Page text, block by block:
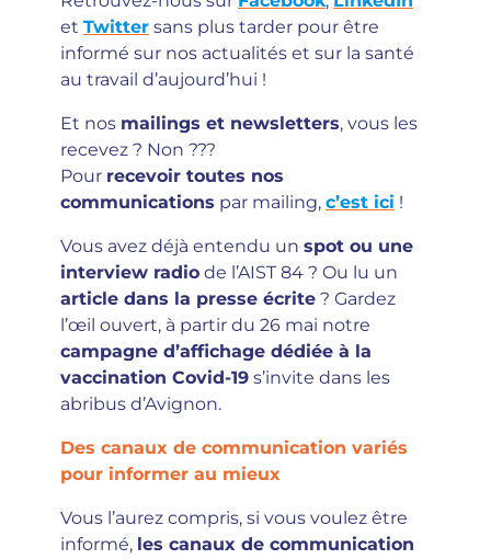
et Twitter sans plus tarder pour être
informé sur nos actualités et sur la santé
au travail d’aujourd’hui !
Et nos mailings et newsletters, vous les
recevez ? Non ???
Pour recevoir toutes nos
communications par mailing, c’est ici !
Vous avez déjà entendu un spot ou une
interview radio de l’AIST 84 ? Ou lu un
article dans la presse écrite ? Gardez
l’œil ouvert, à partir du 26 mai notre
campagne d’affichage dédiée à la
vaccination Covid-19 s’invite dans les
abribus d’Avignon.
Des canaux de communication variés
pour informer au mieux
Vous l’aurez compris, si vous voulez être
informé, les canaux de communication